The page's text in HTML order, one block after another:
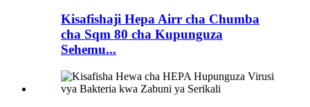
Kisafishaji Hepa Airr cha Chumba
cha Sqm 80 cha Kupunguza
Sehemu...